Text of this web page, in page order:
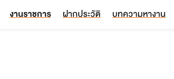
งานราชการ ฝากประวัติ บทความหางาน